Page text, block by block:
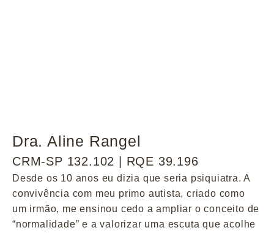
Dra. Aline Rangel
CRM-SP 132.102 | RQE 39.196
Desde os 10 anos eu dizia que seria psiquiatra. A
convivência com meu primo autista, criado como
um irmão, me ensinou cedo a ampliar o conceito de
“normalidade” e a valorizar uma escuta que acolhe